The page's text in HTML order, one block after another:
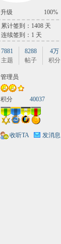
升级
100%
累计签到：1408 天
连续签到：1 天
7881
主题
8288
帖子
4万
积分
管理员
积分 40037
收听TA 发消息